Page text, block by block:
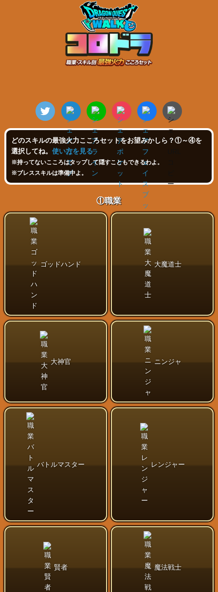
どのスキルの最強火力こころセットをお望みかしら？①～④を
選択してね。 使い方を見る
※持ってないこころはタップして隠すこともできるわよ。
※ブレススキルは準備中よ。
①職業
ゴッドハンド 大魔道士
大神官 ニンジャ
バトルマスター レンジャー
賢者 魔法戦士